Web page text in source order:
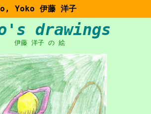
Yoko 伊藤 洋子
drawings
伊藤 洋子 の 絵